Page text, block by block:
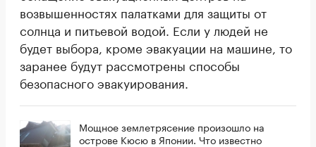
возвышенностях палатками для защиты от
солнца и питьевой водой. Если у людей не
будет выбора, кроме эвакуации на машине, то
заранее будут рассмотрены способы
безопасного эвакуирования.
Мощное землетрясение произошло на
острове Кюсю в Японии. Что известно